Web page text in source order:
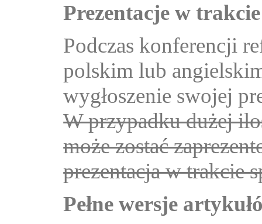
Prezentacje w
Podczas konferencji
polskim lub
wygłoszenie swojej
W przypadku dużej
może zostać
prezentacja w trakcie
Pełne wersje